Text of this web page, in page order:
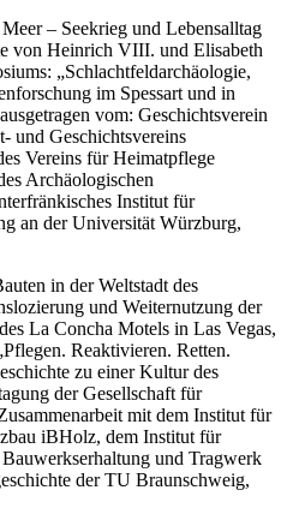
– Seekrieg und Lebensalltag
von Heinrich VIII. und Elisabeth
„Schlachtfeldarchäologie,
im Spessart und in
vom: Geschichtsverein
und Geschichtsvereins
Vereins für Heimatpflege
Archäologischen
Institut für
an der Universität Würzburg,
in der Weltstadt des
und Weiternutzung der
La Concha Motels in Las Vegas,
Reaktivieren. Retten.
zu einer Kultur des
der Gesellschaft für
mit dem Institut für
iBHolz, dem Institut für
und Tragwerk
der TU Braunschweig,